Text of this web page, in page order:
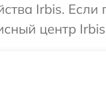
Irbis. Если
центр